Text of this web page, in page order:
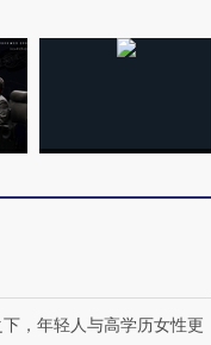
，年轻人与高学历女性更